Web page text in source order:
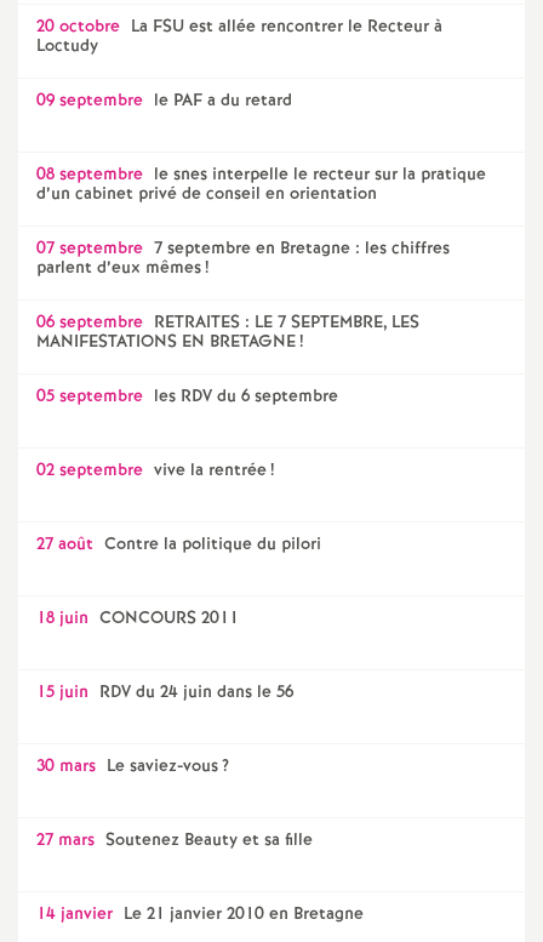
20 octobre La FSU est allée rencontrer le Recteur à
Loctudy
09 septembre le PAF a du retard
08 septembre le snes interpelle le recteur sur la pratique
d’un cabinet privé de conseil en orientation
07 septembre 7 septembre en Bretagne : les chiffres
parlent d’eux mêmes!
06 septembre RETRAITES : LE 7 SEPTEMBRE, LES
MANIFESTATIONS EN BRETAGNE!
05 septembre les RDV du 6 septembre
02 septembre vive la rentrée!
27 août Contre la politique du pilori
18 juin CONCOURS 2011
15 juin RDV du 24 juin dans le 56
30 mars Le saviez-vous?
27 mars Soutenez Beauty et sa fille
14 janvier Le 21 janvier 2010 en Bretagne